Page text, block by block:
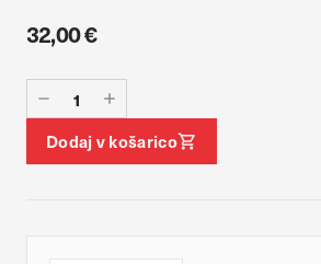
32,00 €
Dodaj v košarico